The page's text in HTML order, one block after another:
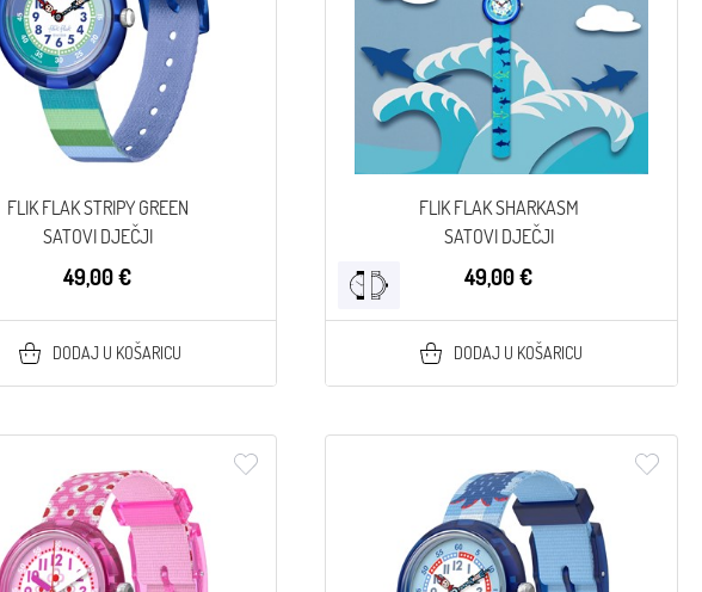
FLIK FLAK STRIPY GREEN
SATOVI DJEČJI
49,00 €
DODAJ U KOŠARICU
FLIK FLAK SHARKASM
SATOVI DJEČJI
49,00 €
DODAJ U KOŠARICU